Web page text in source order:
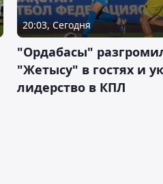
20:03, Сегодня
"Ордабасы"
"Жетысу" в гостях и
лидерство в КПЛ